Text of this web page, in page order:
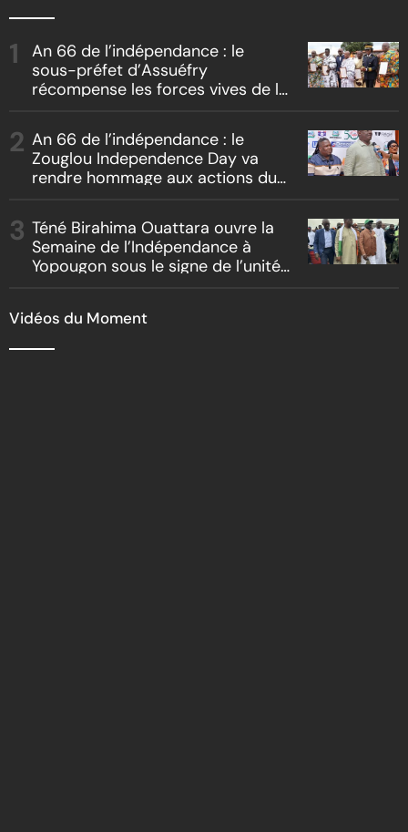
An 66 de l’indépendance : le
sous-préfet d’Assuéfry
récompense les forces vives de la
An 66 de l’indépendance : le
Zouglou Independence Day va
rendre hommage aux actions du
clash culturel Akyé vs Abbey
Téné Birahima Ouattara ouvre la
Semaine de l’Indépendance à
Yopougon sous le signe de l’unité
Vidéos du Moment